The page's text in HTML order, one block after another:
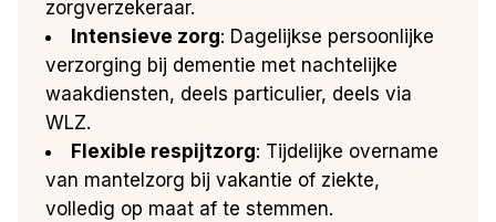
zorgverzekeraar.
Intensieve zorg: Dagelijkse persoonlijke
verzorging bij dementie met nachtelijke
waakdiensten, deels particulier, deels via
WLZ.
Flexible respijtzorg: Tijdelijke overname
van mantelzorg bij vakantie of ziekte,
volledig op maat af te stemmen.